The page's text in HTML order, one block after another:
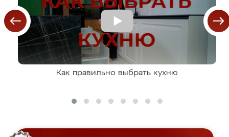
Как правильно выбрать кухню